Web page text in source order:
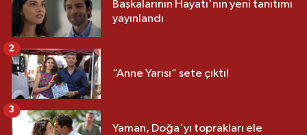
Başkalarının Hayatı'nın yeni tanıtımı
yayınlandı
“Anne Yarısı” sete çıktı!
2
Yaman, Doğa'yı toprakları ele
3